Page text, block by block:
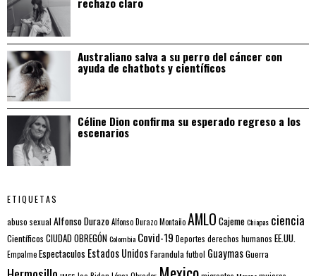
Australiano salva a su perro del cáncer con
ayuda de chatbots y científicos
Céline Dion confirma su esperado regreso a los
escenarios
ETIQUETAS
abuso sexual Alfonso DurazoAlfonso Durazo MontañoAMLO CajemeChiapas ciencia
Científicos CIUDAD OBREGÓNColombia Covid-19 Deportes derechos humanos EE.UU.
EmpalmeEspectaculos Estados UnidosFarandulafutbol GuaymasGuerra